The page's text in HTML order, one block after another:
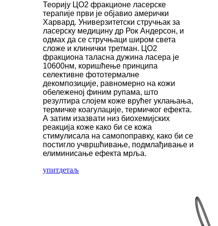
Теорију ЦО2 фракционе ласерске
терапије први је објавио амерички
Харвард. Универзитетски стручњак за
ласерску медицину др Рок Андерсон, и
одмах да се стручњаци широм света
сложе и клинички третман. ЦО2
фракциона таласна дужина ласера ​​је
10600нм, коришћење принципа
селективне фототермалне
декомпозиције, равномерно на кожи
обележеној финим рупама, што
резултира слојем коже врућег уклањања,
термичке коагулације, термичког ефекта.
А затим изазвати низ биохемијских
реакција коже како би се кожа
стимулисала на самопоправку, како би се
постигло учвршћивање, подмлађивање и
елиминисање ефекта мрља.
упитдетаљ